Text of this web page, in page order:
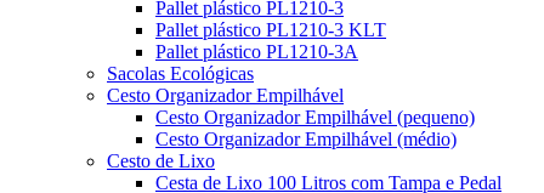
Pallet plástico PL1210-3
Pallet plástico PL1210-3 KLT
Pallet plástico PL1210-3A
Sacolas Ecológicas
Cesto Organizador Empilhável
Cesto Organizador Empilhável (pequeno)
Cesto Organizador Empilhável (médio)
Cesto de Lixo
Cesta de Lixo 100 Litros com Tampa e Pedal